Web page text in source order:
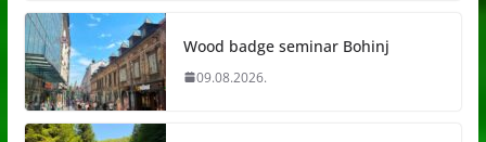
Wood badge seminar Bohinj
09.08.2026.